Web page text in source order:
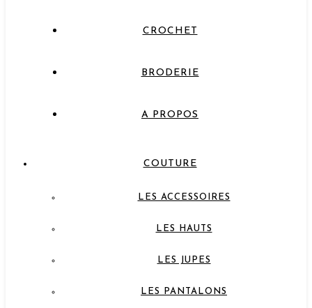
CROCHET
BRODERIE
A PROPOS
COUTURE
LES ACCESSOIRES
LES HAUTS
LES JUPES
LES PANTALONS